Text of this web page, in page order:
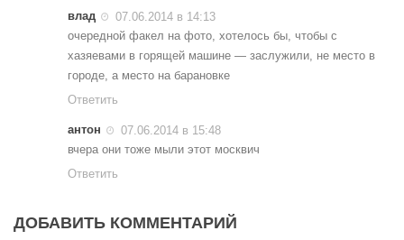
Конкурс «Колибри» 2013
Интервью
Афиша Сумы
влад
07.06.2014 в 14:13
очередной факел на фото, хотелось бы, чтобы с
хазяевами в горящей машине — заслужили, не место в
городе, а место на барановке
Ответить
антон
07.06.2014 в 15:48
вчера они тоже мыли этот москвич
Ответить
ДОБАВИТЬ КОММЕНТАРИЙ